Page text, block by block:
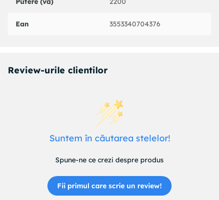
Ean 3553340704376
Review-urile clientilor
Suntem în căutarea stelelor!
Spune-ne ce crezi despre produs
Fii primul care scrie un review!